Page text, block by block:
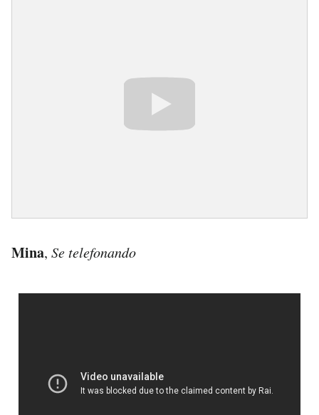
Mina, Se telefonando